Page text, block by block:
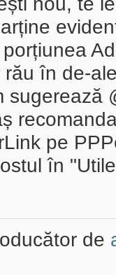
în de-
sugerează
pe
în
de